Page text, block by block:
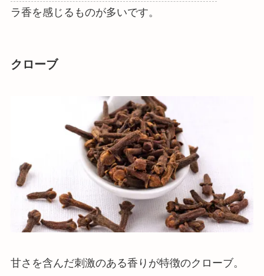
ラ香を感じるものが多いです。
クローブ
甘さを含んだ刺激のある香りが特徴のクローブ。